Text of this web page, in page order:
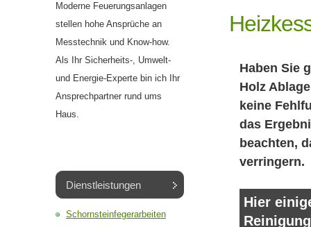
Haben Sie
Holz
keine
das
beachten,
verringern.
Hier
Moderne Feuerungsanlagen
stellen hohe Ansprüche an
Messtechnik und Know-how.
Als Ihr Sicherheits-, Umwelt-
und Energie-Experte bin ich Ihr
Ansprechpartner rund ums
Haus.
Dienstleistungen
Schornsteinfegerarbeiten